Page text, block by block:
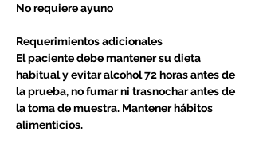
No requiere ayuno
Requerimientos adicionales
El paciente debe mantener su dieta
habitual y evitar alcohol 72 horas antes de
la prueba, no fumar ni trasnochar antes de
la toma de muestra. Mantener hábitos
alimenticios.